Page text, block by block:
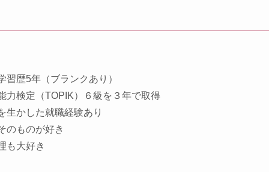
習歴5年（ブランクあり）
力検定（TOPIK）６級を３年で取得
生かした就職経験あり
のものが好き
も大好き